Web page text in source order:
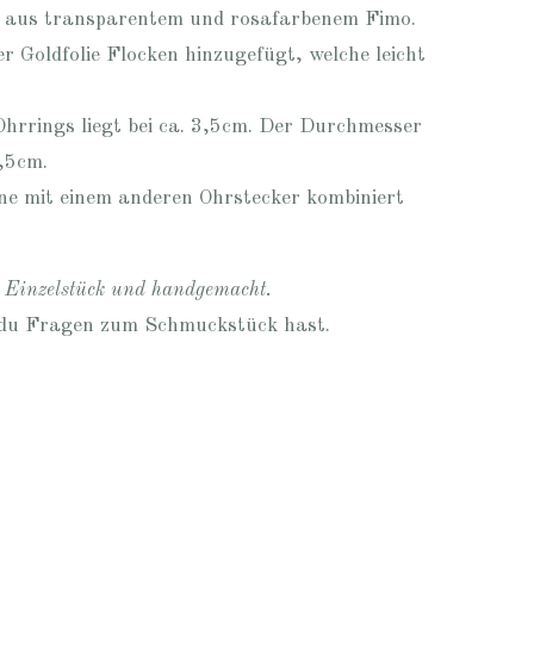
aus transparentem und rosafarbenem Fimo.
Goldfolie Flocken hinzugefügt, welche leicht
liegt bei ca. 3,5cm. Der Durchmesser
mit einem anderen Ohrstecker kombiniert
und handgemacht.
Fragen zum Schmuckstück hast.